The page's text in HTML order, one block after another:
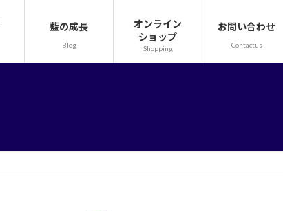
藍の成長
Blog
オンライン
ショップ
Shopping
お問い合わせ
Contactus